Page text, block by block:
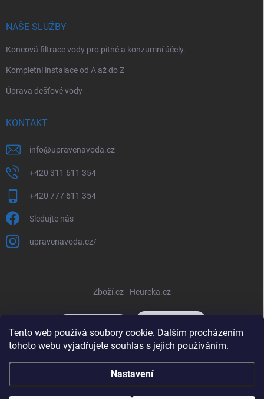
Tento web používá soubory cookie. Dalším procházením
tohoto webu vyjadřujete souhlas s jejich používáním.
Nastavení
NAŠE SLUŽBY
Koncová filtrace vody pro pitné a konzumní účely.
Kompletní instalace od A až do Z
Úprava dešťové vody
KONTAKT
info@upravenavoda.cz
+420 311 611 354
+420 777 611 354
Sledujte nás
upravenavoda.cz/
Zboží.cz Heureka.cz
Vytvořil Shoptet
www.upravenavoda-eshop.eu
Upravit nastavení cookies